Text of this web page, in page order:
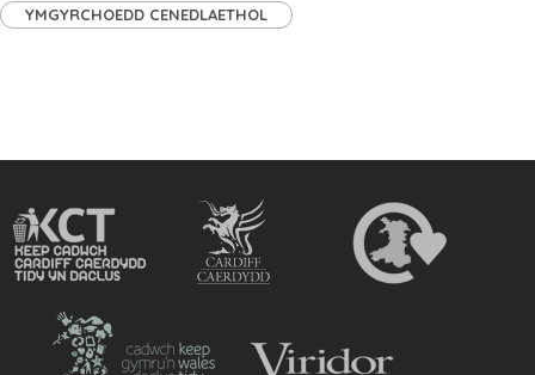
YMGYRCHOEDD CENEDLAETHOL